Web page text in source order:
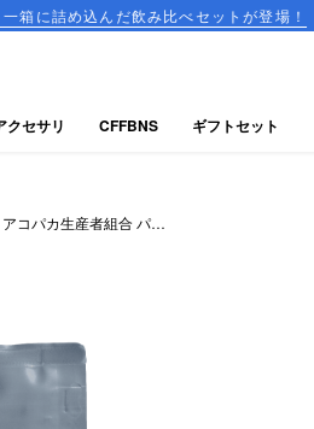
だ飲み比べセットが登場！
コパカ生産者組合 パカ
クセサリ CFFBNS ギフトセット